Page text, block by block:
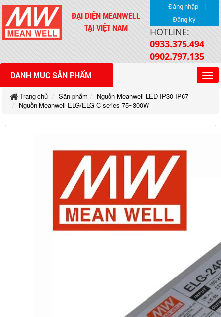
ĐẠI DIỆN MEANWELL
TẠI VIỆT NAM
Đăng nhập |
Đăng ký
HOTLINE:
0933.375.494
0902.797.135
DANH MỤC SẢN PHẨM
Trang chủ Sản phẩm
Nguồn Meanwell LED IP30-IP67
Nguồn Meanwell ELG/ELG-C series 75~300W